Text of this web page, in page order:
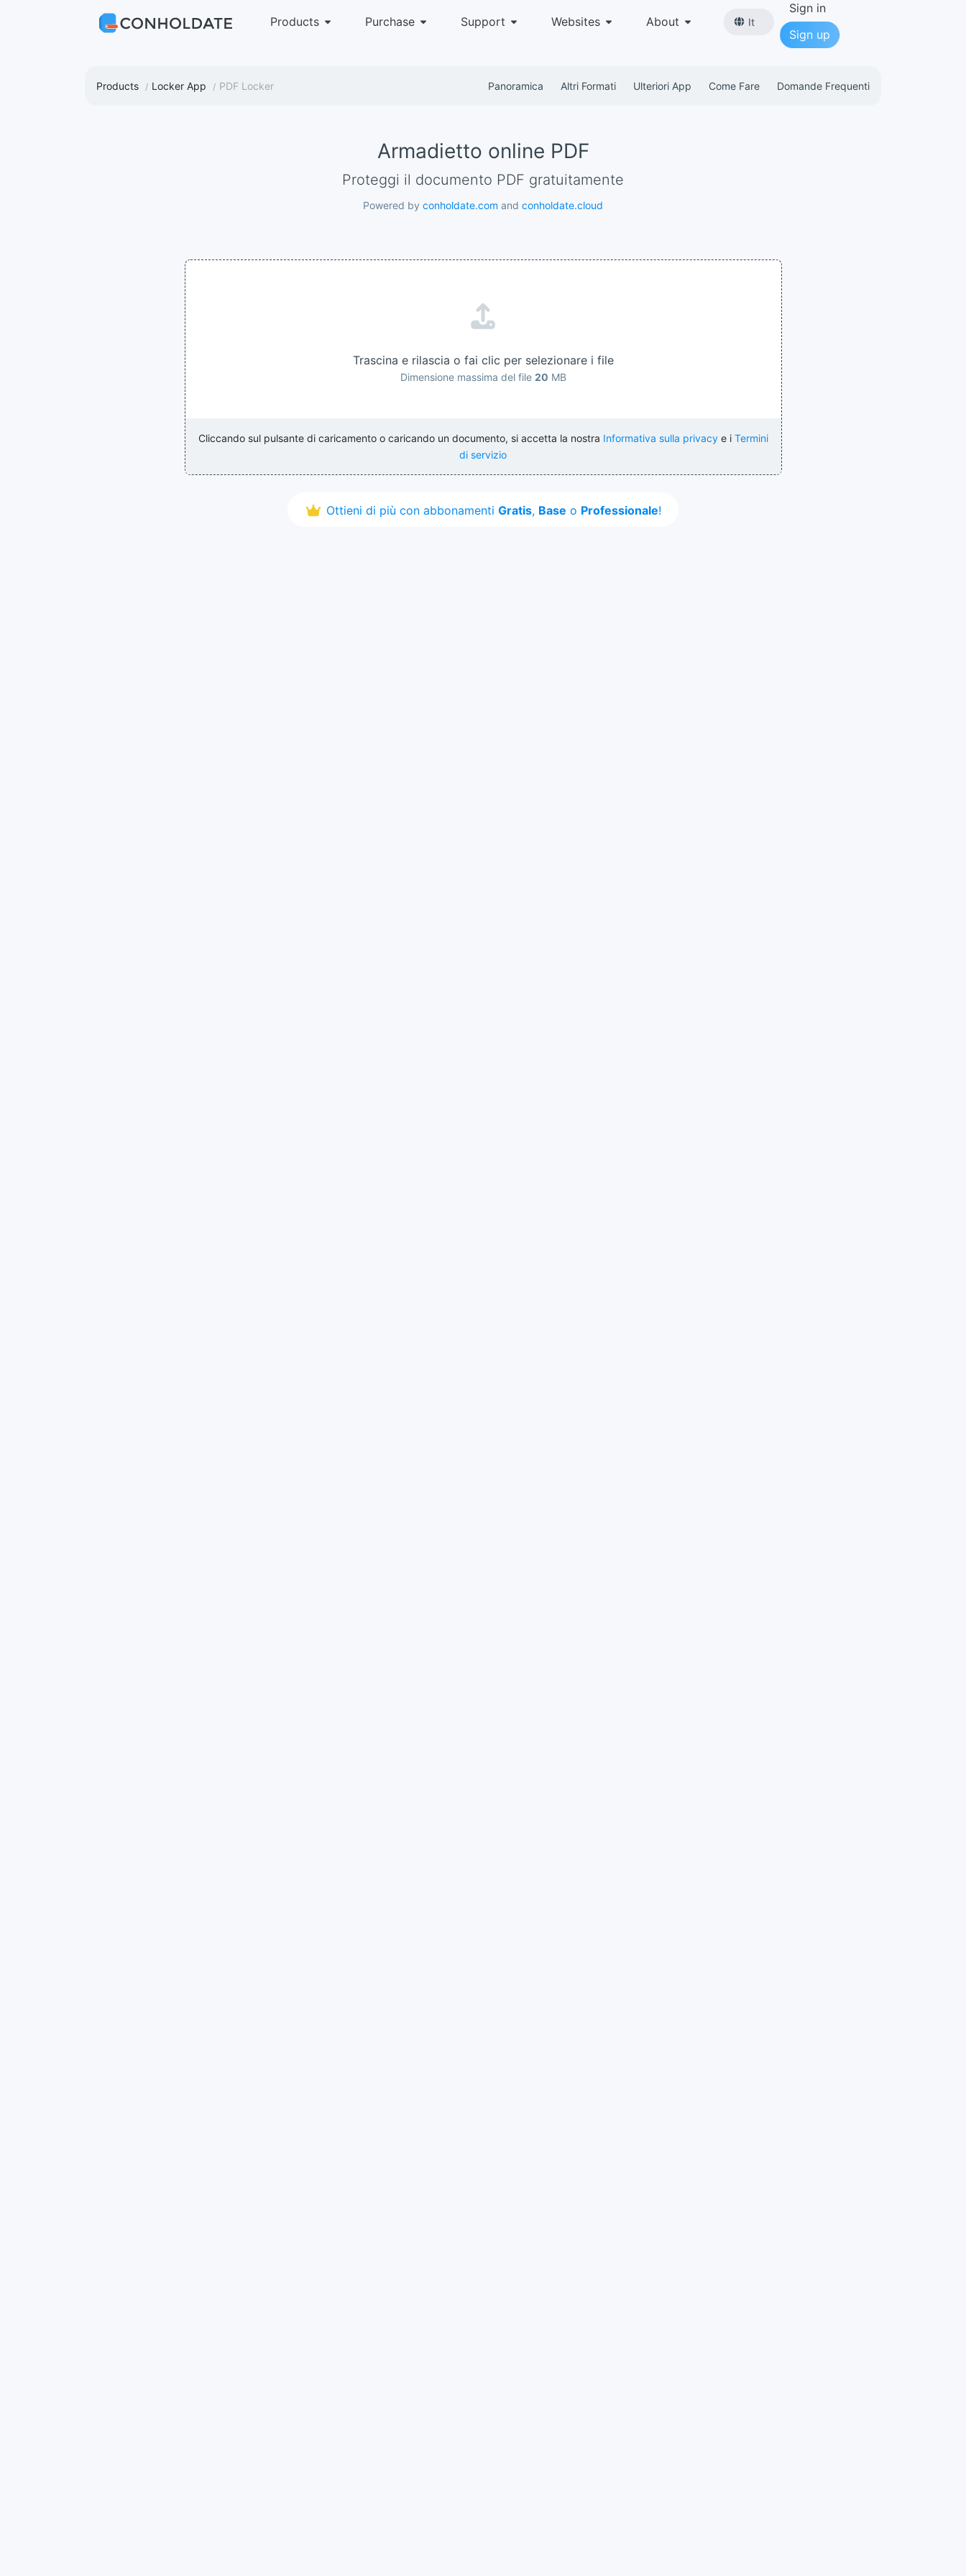
Products Purchase Support Websites About It
Sign in
Sign up
Products Locker App PDF Locker Panoramica Altri Formati Ulteriori App Come Fare Domande Frequenti
Armadietto online PDF
Proteggi il documento PDF gratuitamente
Powered by conholdate.com and conholdate.cloud
Trascina e rilascia o fai clic per selezionare i file
Dimensione massima del file 20 MB
Cliccando sul pulsante di caricamento o caricando un documento, si accetta la nostra Informativa sulla privacye i Termini
di servizio
Ottieni di più con abbonamenti Gratis, Base o Professionale!